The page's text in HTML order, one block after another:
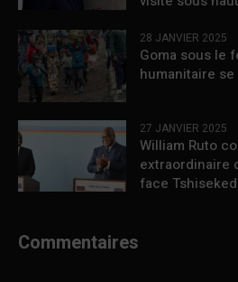
28 JANVIER 2025
Goma sous le
humanitaire
27 JANVIER 2025
William Ruto
extraordinaire
face
Commentaires